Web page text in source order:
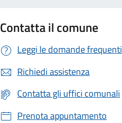
Contatta il comune
Leggi le domande frequenti
Richiedi assistenza
Contatta gli uffici comunali
Prenota appuntamento